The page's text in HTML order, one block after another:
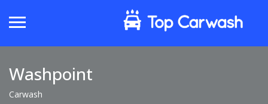
Washpoint
Carwash